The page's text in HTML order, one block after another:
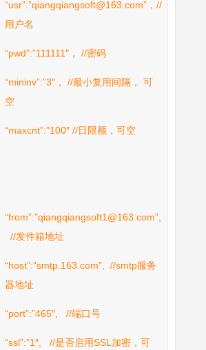
“usr”:”qiangqiangsoft@163.com”，//
用户名
“pwd”:”111111″， //密码
“mininv”:”3″， //最小复用间隔， 可
空
“maxcnt”:”100″ //日限额，可空
“from”:”qiangqiangsoft1@163.com”,
//发件箱地址
“host”:”smtp.163.com”, //smtp服务
器地址
“port”:”465″, //端口号
“ssl”:”1″, //是否启用SSL加密，可